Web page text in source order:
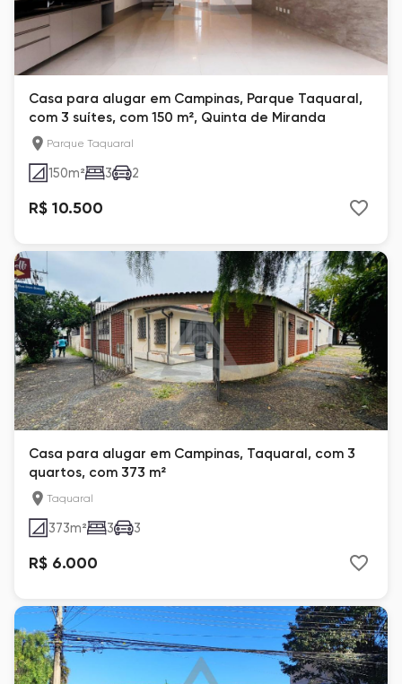
Casa para alugar em Campinas, Parque Taquaral,
com 3 suítes, com 150 m², Quinta de Miranda
Parque Taquaral
150m² 3 2
R$ 10.500
Casa para alugar em Campinas, Taquaral, com 3
quartos, com 373 m²
Taquaral
373m² 3 3
R$ 6.000